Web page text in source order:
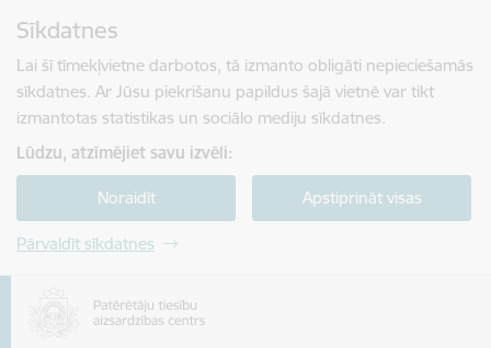
Sīkdatnes
Lai šī tīmekļvietne darbotos, tā izmanto obligāti nepieciešamās
sīkdatnes. Ar Jūsu piekrišanu papildus šajā vietnē var tikt
izmantotas statistikas un sociālo mediju sīkdatnes.
Lūdzu, atzīmējiet savu izvēli:
Noraidīt Apstiprināt visas
Pārvaldīt sīkdatnes